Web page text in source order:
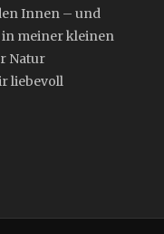
Innen – und
in meiner kleinen
Natur
liebevoll